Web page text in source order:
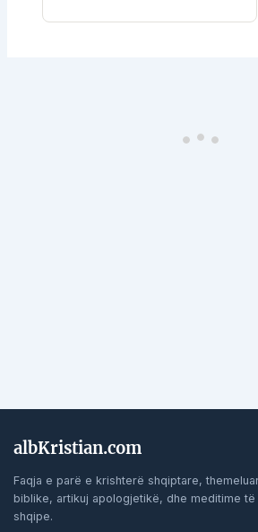
albKristian.com
Faqja e parë e krishterë shqiptare,
biblike, artikuj apologjetikë, dhe meditime të
shqipe.